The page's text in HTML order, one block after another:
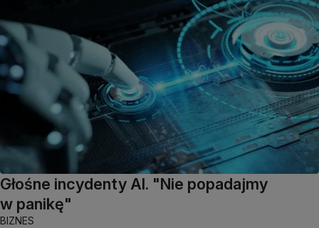
Głośne incydenty AI. "Nie popadajmy
w panikę"
BIZNES